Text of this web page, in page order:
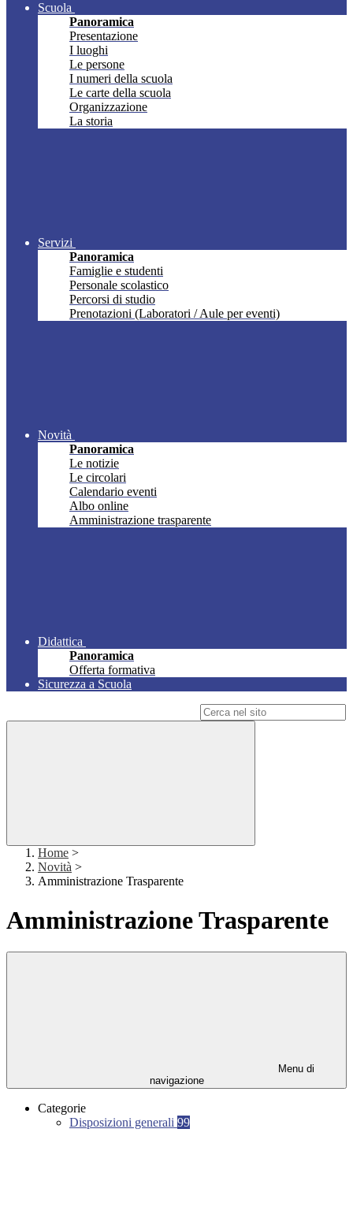
Scuola
Panoramica
Presentazione
I luoghi
Le persone
I numeri della scuola
Le carte della scuola
Organizzazione
La storia
Servizi
Panoramica
Famiglie e studenti
Personale scolastico
Percorsi di studio
Prenotazioni (Laboratori / Aule per eventi)
Novità
Panoramica
Le notizie
Le circolari
Calendario eventi
Albo online
Amministrazione trasparente
Didattica
Panoramica
Offerta formativa
Sicurezza a Scuola
Home >
Novità >
Amministrazione Trasparente
Amministrazione Trasparente
Menu di
navigazione
Categorie
Disposizioni generali 99